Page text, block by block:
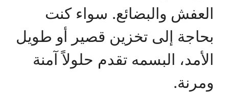
العفش والبضائع. سواء كنت
بحاجة إلى تخزين قصير أو طويل
الأمد، البسمه تقدم حلولاً آمنة
ومرنة.